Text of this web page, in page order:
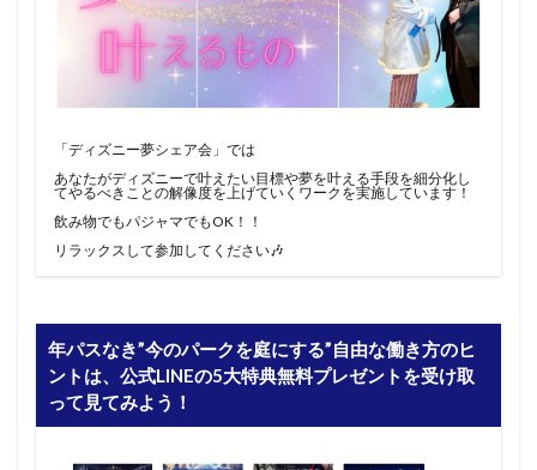
「ディズニー夢シェア会」では
あなたがディズニーで叶えたい目標や夢を叶える手段を細分化し
てやるべきことの解像度を上げていくワークを実施しています！
飲み物でもパジャマでもOK！！
リラックスして参加してください🎶
年パスなき”今のパークを庭にする”自由な働き方のヒ
ントは、公式LINEの5大特典無料プレゼントを受け取
って見てみよう！